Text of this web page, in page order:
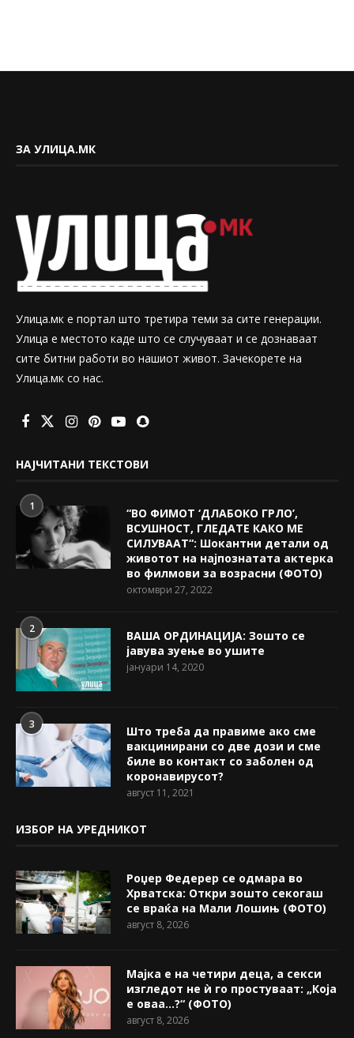
ЗА УЛИЦА.МК
Улица.мк е портал што третира теми за сите генерации.
Улица е местото каде што се случуваат и се дознаваат
сите битни работи во нашиот живот. Зачекорете на
Улица.мк со нас.
НАЈЧИТАНИ ТЕКСТОВИ
1
“ВО ФИМОТ ‘ДЛАБОКО ГРЛО’,
ВСУШНОСТ, ГЛЕДАТЕ КАКО МЕ
СИЛУВААТ“: Шокантни детали од
животот на најпознатата актерка
во филмови за возрасни (ФОТО)
октомври 27, 2022
2
ВАША ОРДИНАЦИЈА: Зошто се
јавува зуење во ушите
јануари 14, 2020
3
Што треба да правиме ако сме
вакцинирани со две дози и сме
биле во контакт со заболен од
коронавирусот?
август 11, 2021
ИЗБОР НА УРЕДНИКОТ
Роџер Федерер се одмара во
Хрватска: Откри зошто секогаш
се враќа на Мали Лошињ (ФОТО)
август 8, 2026
Мајка е на четири деца, а секси
изгледот не ѝ го простуваат: „Која
е оваа…?“ (ФОТО)
август 8, 2026